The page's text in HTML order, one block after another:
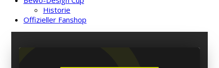
Historie
Offizieller Fanshop